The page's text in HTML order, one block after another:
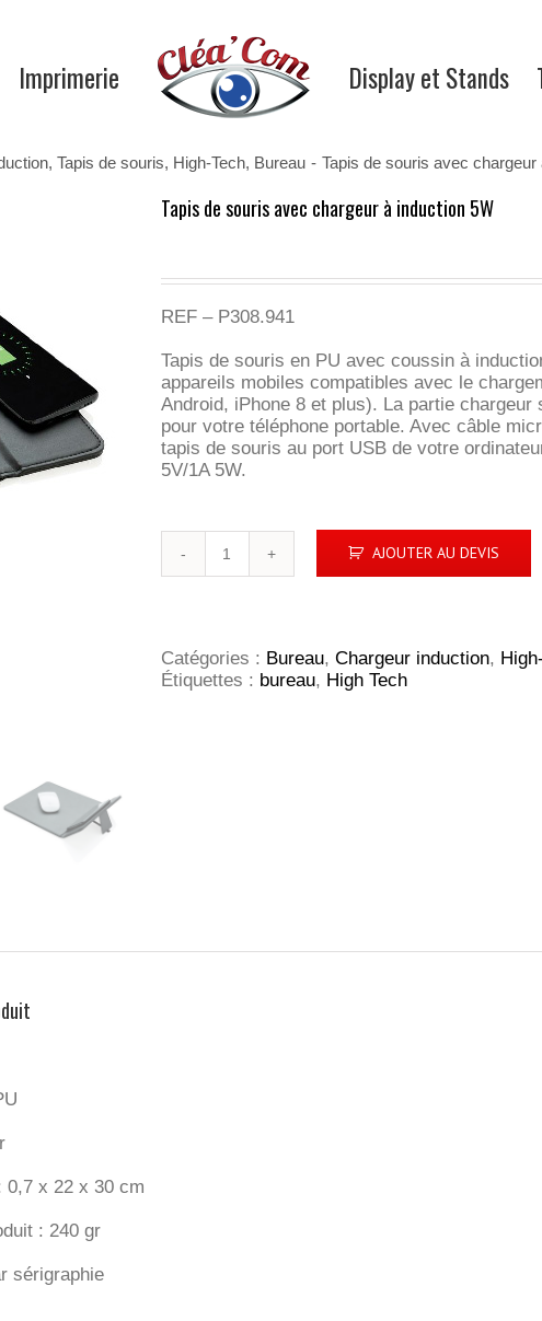
Imprimerie Display et Stands
, Tapis de souris, High-Tech, Bureau - Tapis de souris avec chargeur
Tapis de souris avec chargeur à induction 5W
REF – P308.941
Tapis de souris en PU avec coussin à
appareils mobiles compatibles avec le
Android, iPhone 8 et plus). La partie
pour votre téléphone portable. Avec câble
tapis de souris au port USB de votre
5V/1A 5W.
de
avec
chargeur
AJOUTER AU DEVIS
Catégories : Bureau, Chargeur induction,
Étiquettes : bureau, High Tech
0,7 x 22 x 30 cm
: 240 gr
sérigraphie